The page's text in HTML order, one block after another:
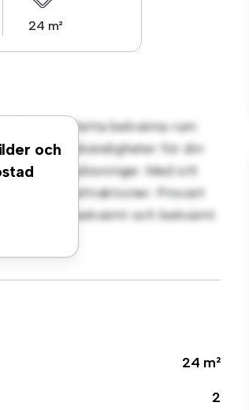
24 m²
och
Detta bekväma rum
med nödvändigheter för din
förvaringslösningar. Med sitt
och attraktioner. Prisvärt
söker ett bekvämt och bekvämt
24 m²
2